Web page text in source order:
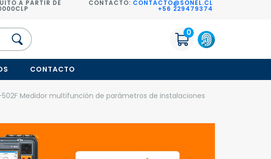
A PARTIR DE CONTACTO: CONTACTO@SONEL.CL
+56 229479374
0
CONTACTO
502F Medidor multifunción de parámetros de instalaciones